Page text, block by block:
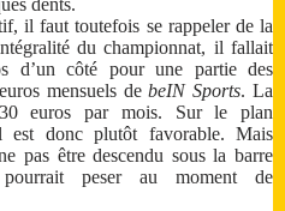
dents.
il faut toutefois se rappeler de la
du championnat, il fallait
d’un côté pour une partie des
mensuels debeIN Sports. La
euros par mois. Sur le plan
est donc plutôt favorable. Mais
pas être descendu sous la barre
peser au moment de